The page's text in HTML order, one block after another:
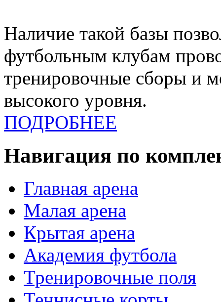
Наличие такой базы
футбольным клубам
тренировочные сборы и
высокого уровня.
ПОДРОБНЕЕ
Навигация по
Главная арена
Малая арена
Крытая арена
Академия футбола
Тренировочные поля